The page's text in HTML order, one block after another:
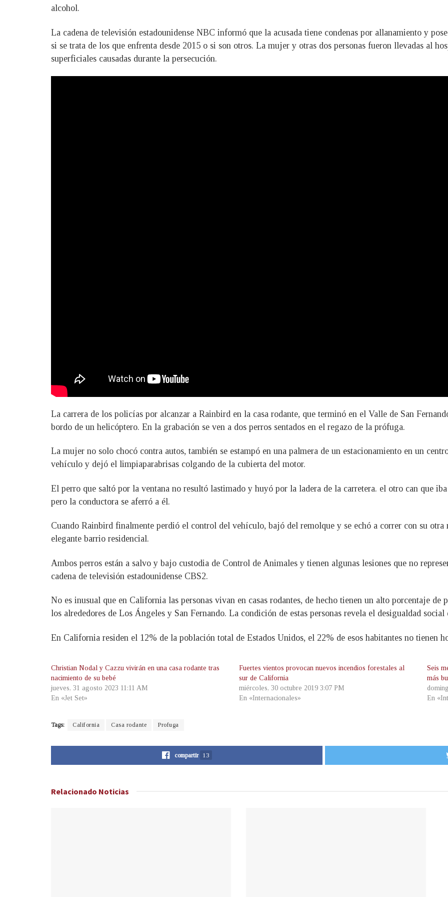
alcohol.
La cadena de televisión estadounidense NBC informó que la acusada tiene condenas por allanamiento y
si se trata de los que enfrenta desde 2015 o si son otros. La mujer y otras dos personas fueron llevadas al
superficiales causadas durante la persecución.
La carrera de los policías por alcanzar a Rainbird en la casa rodante, que terminó en el Valle de San
bordo de un helicóptero. En la grabación se ven a dos perros sentados en el regazo de la prófuga.
La mujer no solo chocó contra autos, también se estampó en una palmera de un estacionamiento en un
vehículo y dejó el limpiaparabrisas colgando de la cubierta del motor.
El perro que saltó por la ventana no resultó lastimado y huyó por la ladera de la carretera. el otro can que
pero la conductora se aferró a él.
Cuando Rainbird finalmente perdió el control del vehículo, bajó del remolque y se echó a correr con su otra
elegante barrio residencial.
Ambos perros están a salvo y bajo custodia de Control de Animales y tienen algunas lesiones que no
cadena de televisión estadounidense CBS2.
No es inusual que en California las personas vivan en casas rodantes, de hecho tienen un alto porcentaje de
los alrededores de Los Ángeles y San Fernando. La condición de estas personas revela el desigualdad social
En California residen el 12% de la población total de Estados Unidos, el 22% de esos habitantes no tienen
Christian Nodal y Cazzu vivirán en una casa rodante tras
nacimiento de su bebé
jueves, 31 agosto 2023 11:11 AM
En «Jet Set»
Fuertes vientos provocan nuevos incendios forestales al
sur de California
miércoles, 30 octubre 2019 3:07 PM
En «Internacionales»
Seis
más
En
Tags: California Casa rodante Profuga
compartir 13
Relacionado Noticias